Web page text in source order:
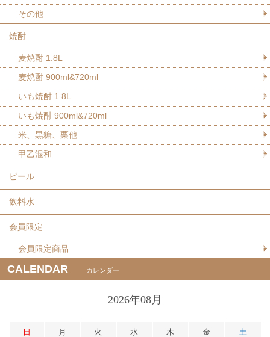
その他
焼酎
麦焼酎 1.8L
麦焼酎 900ml&720ml
いも焼酎 1.8L
いも焼酎 900ml&720ml
米、黒糖、栗他
甲乙混和
ビール
飲料水
会員限定
会員限定商品
CALENDAR カレンダー
2026年08月
日 月 火 水 木 金 土